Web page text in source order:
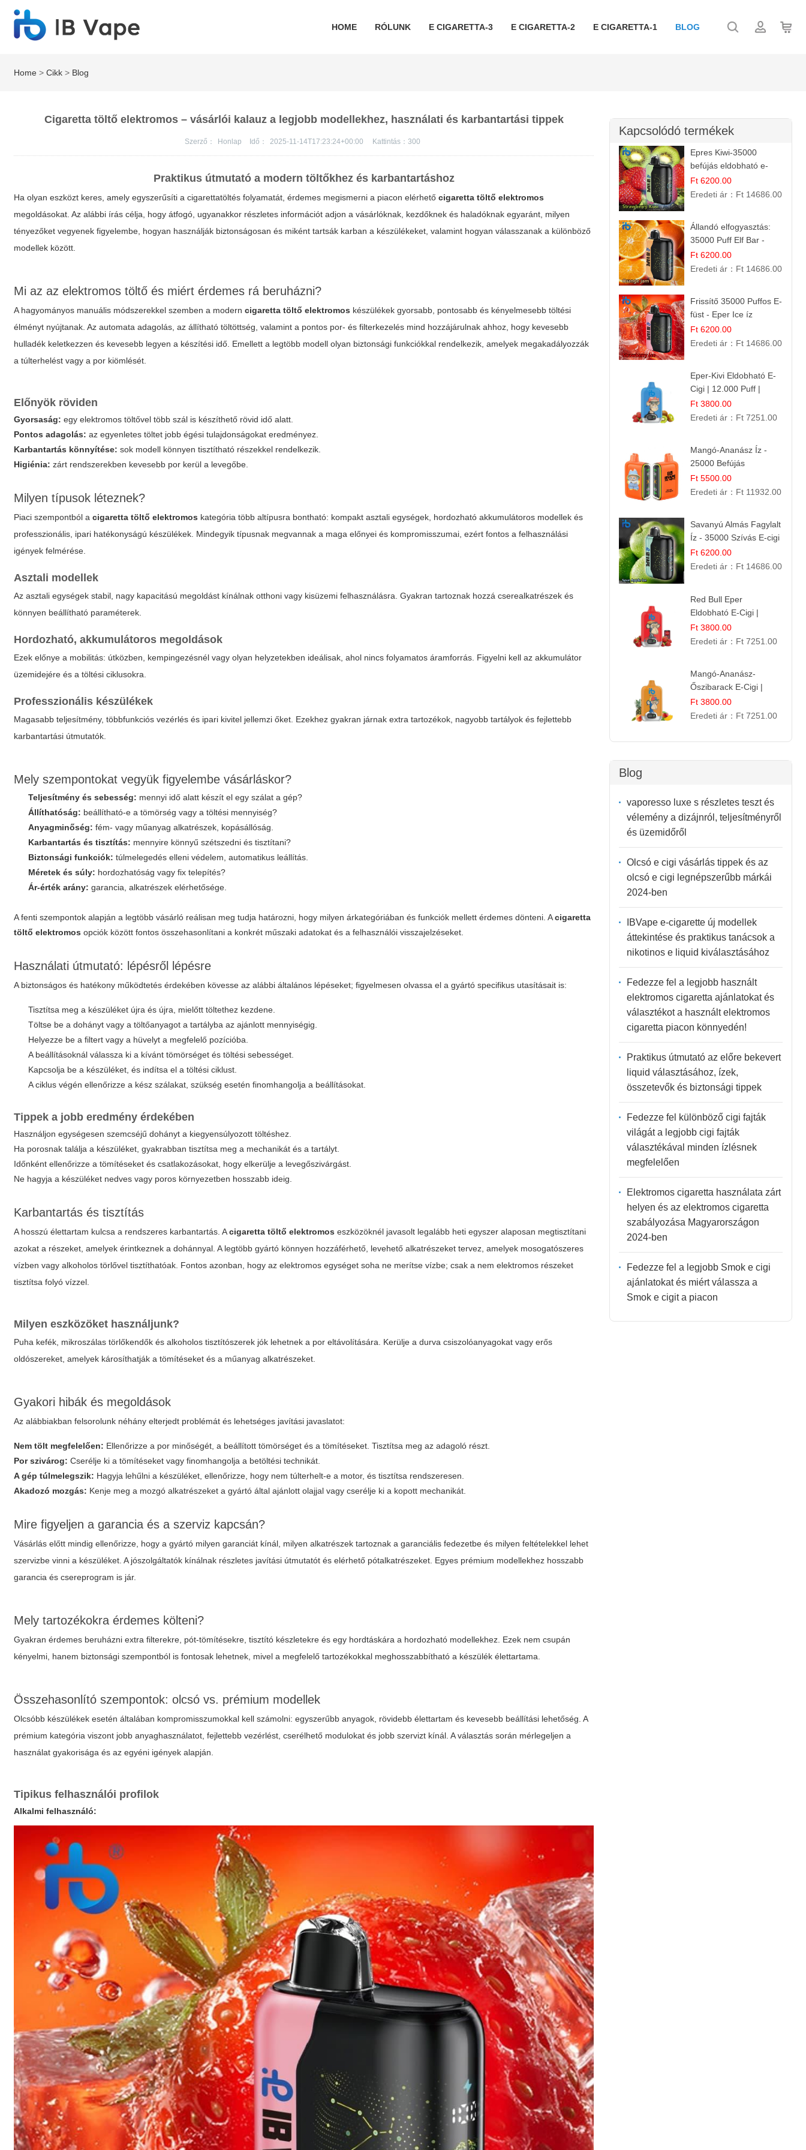
HOME RÓLUNK E CIGARETTA-3 E CIGARETTA-2 E CIGARETTA-1 BLOG
Home >Cikk > Blog
Cigaretta töltő elektromos – vásárlói kalauz a legjobb modellekhez, használati és karbantartási tippek
Szerző： Honlap Idő： 2025-11-14T17:23:24+00:00 Kattintás： 300
Praktikus útmutató a modern töltőkhez és karbantartáshoz
Ha olyan eszközt keres, amely egyszerűsíti a cigarettatöltés folyamatát, érdemes megismerni a piacon elérhetőcigaretta töltő elektromos
megoldásokat. Az alábbi írás célja, hogy átfogó, ugyanakkor részletes információt adjon a vásárlóknak, kezdőknek és haladóknak egyaránt, milyen
tényezőket vegyenek figyelembe, hogyan használják biztonságosan és miként tartsák karban a készülékeket, valamint hogyan válasszanak a különböző
modellek között.
Mi az az elektromos töltő és miért érdemes rá beruházni?
A hagyományos manuális módszerekkel szemben a moderncigaretta töltő elektromos készülékek gyorsabb, pontosabb és kényelmesebb töltési
élményt nyújtanak. Az automata adagolás, az állítható töltöttség, valamint a pontos por- és filterkezelés mind hozzájárulnak ahhoz, hogy kevesebb
hulladék keletkezzen és kevesebb legyen a készítési idő. Emellett a legtöbb modell olyan biztonsági funkciókkal rendelkezik, amelyek megakadályozzák
a túlterhelést vagy a por kiömlését.
Előnyök röviden
Gyorsaság: egy elektromos töltővel több szál is készíthető rövid idő alatt.
Pontos adagolás: az egyenletes töltet jobb égési tulajdonságokat eredményez.
Karbantartás könnyítése: sok modell könnyen tisztítható részekkel rendelkezik.
Higiénia: zárt rendszerekben kevesebb por kerül a levegőbe.
Milyen típusok léteznek?
Piaci szempontból acigaretta töltő elektromos kategória több altípusra bontható: kompakt asztali egységek, hordozható akkumulátoros modellek és
professzionális, ipari hatékonyságú készülékek. Mindegyik típusnak megvannak a maga előnyei és kompromisszumai, ezért fontos a felhasználási
igények felmérése.
Asztali modellek
Az asztali egységek stabil, nagy kapacitású megoldást kínálnak otthoni vagy kisüzemi felhasználásra. Gyakran tartoznak hozzá cserealkatrészek és
könnyen beállítható paraméterek.
Hordozható, akkumulátoros megoldások
Ezek előnye a mobilitás: útközben, kempingezésnél vagy olyan helyzetekben ideálisak, ahol nincs folyamatos áramforrás. Figyelni kell az akkumulátor
üzemidejére és a töltési ciklusokra.
Professzionális készülékek
Magasabb teljesítmény, többfunkciós vezérlés és ipari kivitel jellemzi őket. Ezekhez gyakran járnak extra tartozékok, nagyobb tartályok és fejlettebb
karbantartási útmutatók.
Mely szempontokat vegyük figyelembe vásárláskor?
Teljesítmény és sebesség: mennyi idő alatt készít el egy szálat a gép?
Állíthatóság: beállítható-e a tömörség vagy a töltési mennyiség?
Anyagminőség: fém- vagy műanyag alkatrészek, kopásállóság.
Karbantartás és tisztítás: mennyire könnyű szétszedni és tisztítani?
Biztonsági funkciók: túlmelegedés elleni védelem, automatikus leállítás.
Méretek és súly: hordozhatóság vagy fix telepítés?
Ár-érték arány: garancia, alkatrészek elérhetősége.
A fenti szempontok alapján a legtöbb vásárló reálisan meg tudja határozni, hogy milyen árkategóriában és funkciók mellett érdemes dönteni. Acigaretta
töltő elektromos opciók között fontos összehasonlítani a konkrét műszaki adatokat és a felhasználói visszajelzéseket.
Használati útmutató: lépésről lépésre
A biztonságos és hatékony működtetés érdekében kövesse az alábbi általános lépéseket; figyelmesen olvassa el a gyártó specifikus utasításait is:
Tisztítsa meg a készüléket újra és újra, mielőtt töltethez kezdene.
Töltse be a dohányt vagy a töltőanyagot a tartályba az ajánlott mennyiségig.
Helyezze be a filtert vagy a hüvelyt a megfelelő pozícióba.
A beállításoknál válassza ki a kívánt tömörséget és töltési sebességet.
Kapcsolja be a készüléket, és indítsa el a töltési ciklust.
A ciklus végén ellenőrizze a kész szálakat, szükség esetén finomhangolja a beállításokat.
Tippek a jobb eredmény érdekében
Használjon egységesen szemcséjű dohányt a kiegyensúlyozott töltéshez.
Ha porosnak találja a készüléket, gyakrabban tisztítsa meg a mechanikát és a tartályt.
Időnként ellenőrizze a tömítéseket és csatlakozásokat, hogy elkerülje a levegőszivárgást.
Ne hagyja a készüléket nedves vagy poros környezetben hosszabb ideig.
Karbantartás és tisztítás
A hosszú élettartam kulcsa a rendszeres karbantartás. Acigaretta töltő elektromos eszközöknél javasolt legalább heti egyszer alaposan megtisztítani
azokat a részeket, amelyek érintkeznek a dohánnyal. A legtöbb gyártó könnyen hozzáférhető, levehető alkatrészeket tervez, amelyek mosogatószeres
vízben vagy alkoholos törlővel tisztíthatóak. Fontos azonban, hogy az elektromos egységet soha ne merítse vízbe; csak a nem elektromos részeket
tisztítsa folyó vízzel.
Milyen eszközöket használjunk?
Puha kefék, mikroszálas törlőkendők és alkoholos tisztítószerek jók lehetnek a por eltávolítására. Kerülje a durva csiszolóanyagokat vagy erős
oldószereket, amelyek károsíthatják a tömítéseket és a műanyag alkatrészeket.
Gyakori hibák és megoldások
Az alábbiakban felsorolunk néhány elterjedt problémát és lehetséges javítási javaslatot:
Nem tölt megfelelően: Ellenőrizze a por minőségét, a beállított tömörséget és a tömítéseket. Tisztítsa meg az adagoló részt.
Por szivárog: Cserélje ki a tömítéseket vagy finomhangolja a betöltési technikát.
A gép túlmelegszik: Hagyja lehűlni a készüléket, ellenőrizze, hogy nem túlterhelt-e a motor, és tisztítsa rendszeresen.
Akadozó mozgás: Kenje meg a mozgó alkatrészeket a gyártó által ajánlott olajjal vagy cserélje ki a kopott mechanikát.
Mire figyeljen a garancia és a szerviz kapcsán?
Vásárlás előtt mindig ellenőrizze, hogy a gyártó milyen garanciát kínál, milyen alkatrészek tartoznak a garanciális fedezetbe és milyen feltételekkel lehet
szervizbe vinni a készüléket. A jószolgáltatók kínálnak részletes javítási útmutatót és elérhető pótalkatrészeket. Egyes prémium modellekhez hosszabb
garancia és csereprogram is jár.
Mely tartozékokra érdemes költeni?
Gyakran érdemes beruházni extra filterekre, pót-tömítésekre, tisztító készletekre és egy hordtáskára a hordozható modellekhez. Ezek nem csupán
kényelmi, hanem biztonsági szempontból is fontosak lehetnek, mivel a megfelelő tartozékokkal meghosszabbítható a készülék élettartama.
Összehasonlító szempontok: olcsó vs. prémium modellek
Olcsóbb készülékek esetén általában kompromisszumokkal kell számolni: egyszerűbb anyagok, rövidebb élettartam és kevesebb beállítási lehetőség. A
prémium kategória viszont jobb anyaghasználatot, fejlettebb vezérlést, cserélhető modulokat és jobb szervizt kínál. A választás során mérlegeljen a
használat gyakorisága és az egyéni igények alapján.
Tipikus felhasználói profilok
Alkalmi felhasználó:
Kapcsolódó termékek
Epres Kiwi-35000
befújás eldobható e-
cigaretta
Ft 6200.00
Eredeti ár： Ft 14686.00
Állandó elfogyasztás:
35000 Puff Elf Bar -
Narancslekvár íz
Ft 6200.00
Eredeti ár： Ft 14686.00
Frissítő 35000 Puffos E-
füst - Eper Ice íz
Ft 6200.00
Eredeti ár： Ft 14686.00
Eper-Kivi Eldobható E-
Cigi | 12.000 Puff |
Édes-Gyümölcs Íz
Ft 3800.00
Eredeti ár： Ft 7251.00
Mangó-Ananász Íz -
25000 Befújás
Eldobható E-ciga |
Trópusi Gyümölcs
Ft 5500.00
Eredeti ár： Ft 11932.00
Savanyú Almás Fagylalt
Íz - 35000 Szívás E-cigi
Ft 6200.00
Eredeti ár： Ft 14686.00
Red Bull Eper
Eldobható E-Cigi |
Energiaital Íz | Készülék
Használat
Ft 3800.00
Eredeti ár： Ft 7251.00
Mangó-Ananász-
Őszibarack E-Cigi |
12.000 Befújás |
Tropikus Gyümölcs Íz
Ft 3800.00
Eredeti ár： Ft 7251.00
Blog
vaporesso luxe s részletes teszt és
vélemény a dizájnról, teljesítményről
és üzemidőről
Olcsó e cigi vásárlás tippek és az
olcsó e cigi legnépszerűbb márkái
2024-ben
IBVape e-cigarette új modellek
áttekintése és praktikus tanácsok a
nikotinos e liquid kiválasztásához
Fedezze fel a legjobb használt
elektromos cigaretta ajánlatokat és
választékot a használt elektromos
cigaretta piacon könnyedén!
Praktikus útmutató az előre bekevert
liquid választásához, ízek,
összetevők és biztonsági tippek
Fedezze fel különböző cigi fajták
világát a legjobb cigi fajták
választékával minden ízlésnek
megfelelően
Elektromos cigaretta használata zárt
helyen és az elektromos cigaretta
szabályozása Magyarországon
2024-ben
Fedezze fel a legjobb Smok e cigi
ajánlatokat és miért válassza a
Smok e cigit a piacon